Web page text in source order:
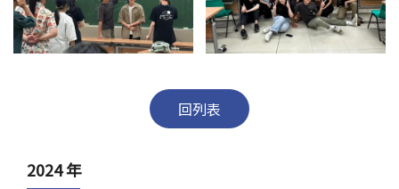
回列表
2024 年